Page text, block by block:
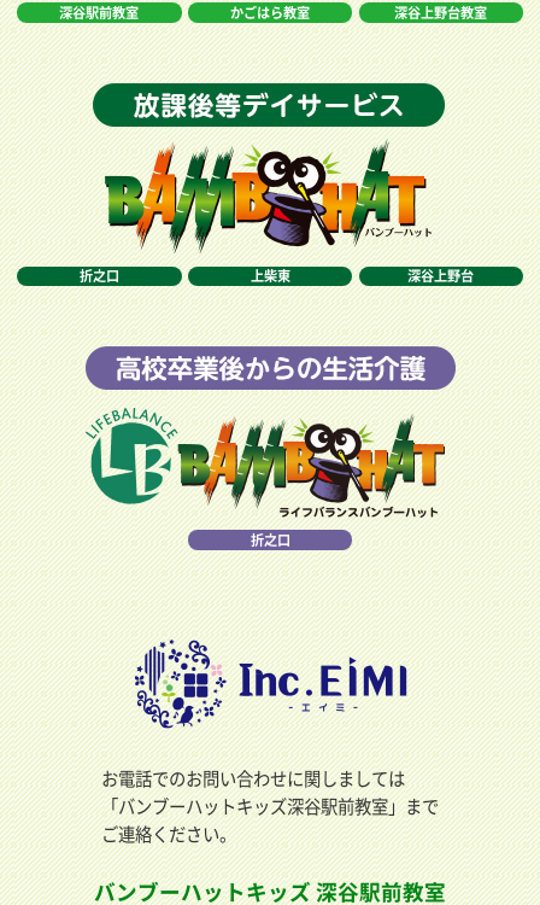
深谷駅前教室 かごはら教室 深谷上野台教室
折之口 上柴東 深谷上野台
折之口
お電話でのお問い合わせに関しましては
「バンブーハットキッズ深谷駅前教室」まで
ご連絡ください。
バンブーハットキッズ 深谷駅前教室